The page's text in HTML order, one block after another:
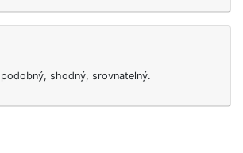
shodný, srovnatelný.